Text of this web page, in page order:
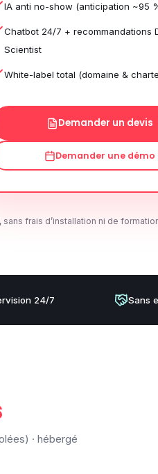
IA anti no-show (anticipation ~95
Chatbot 24/7 + recommandations
Scientist
White-label total (domaine &
Demander un devis
Demander une démo
frais d’installation ni de
24/7 Sans
· hébergé